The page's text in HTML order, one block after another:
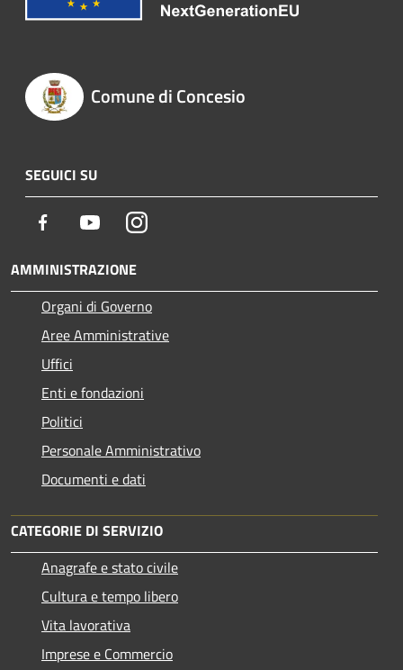
Comune di Concesio
SEGUICI SU
Facebook YoutubeInstagram
AMMINISTRAZIONE
Organi di Governo
Aree Amministrative
Uffici
Enti e fondazioni
Politici
Personale Amministrativo
Documenti e dati
CATEGORIE DI SERVIZIO
Anagrafe e stato civile
Cultura e tempo libero
Vita lavorativa
Imprese e Commercio